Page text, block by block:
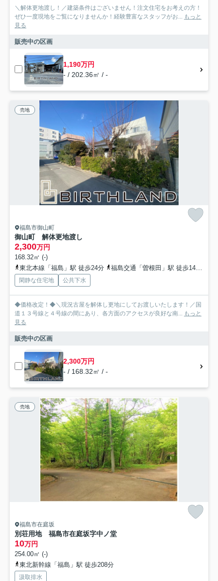
＼解体更地渡し！／建築条件はございません！注文住宅をお考えの方！
ぜひ一度現地をご覧になりませんか！経験豊富なスタッフがお...
もっと
見る
販売中の区画
1,190万円
- / 202.36㎡ / -
売地
福島市御山町
御山町 解体更地渡し
2,300万円
168.32㎡ (-)
東北本線「福島」駅 徒歩24分
福島交通「曽根田」駅 徒歩14分
閑静な住宅地 公共下水
◆価格改定！◆＼現況古屋を解体し更地にしてお渡しいたします！／国
道１３号線と４号線の間にあり、各方面のアクセスが良好な南...
もっと
見る
販売中の区画
2,300万円
- / 168.32㎡ / -
売地
福島市在庭坂
別荘用地 福島市在庭坂字中ノ堂
10万円
254.00㎡ (-)
東北新幹線「福島」駅 徒歩208分
汲取排水